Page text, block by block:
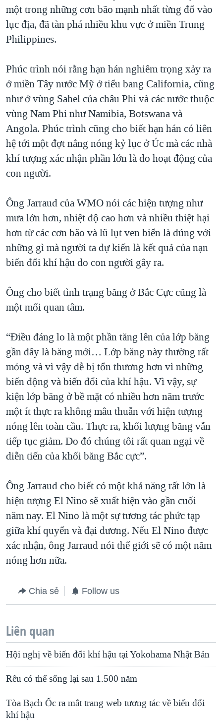
một trong những cơn bão mạnh nhất từng đổ vào
lục địa, đã tàn phá nhiều khu vực ở miền Trung
Philippines.
Phúc trình nói rằng hạn hán nghiêm trọng xảy ra
ở miền Tây nước Mỹ ở tiểu bang California, cũng
như ở vùng Sahel của châu Phi và các nước thuộc
vùng Nam Phi như Namibia, Botswana và
Angola. Phúc trình cũng cho biết hạn hán có liên
hệ tới một đợt nắng nóng kỷ lục ở Úc mà các nhà
khí tượng xác nhận phần lớn là do hoạt động của
con người.
Ông Jarraud của WMO nói các hiện tượng như
mưa lớn hơn, nhiệt độ cao hơn và nhiều thiệt hại
hơn từ các cơn bão và lũ lụt ven biển là đúng với
những gì mà người ta dự kiến là kết quả của nạn
biến đổi khí hậu do con người gây ra.
Ông cho biết tình trạng băng ở Bắc Cực cũng là
một mối quan tâm.
“Điều đáng lo là một phần tăng lên của lớp băng
gần đây là băng mới… Lớp băng này thường rất
mỏng và vì vậy dễ bị tổn thương hơn vì những
biến động và biến đổi của khí hậu. Vì vậy, sự
kiện lớp băng ở bề mặt có nhiều hơn năm trước
một ít thực ra không mâu thuẫn với hiện tượng
nóng lên toàn cầu. Thực ra, khối lượng băng vẫn
tiếp tục giảm. Do đó chúng tôi rất quan ngại về
diễn tiến của khối băng Bắc cực”.
Ông Jarraud cho biết có một khả năng rất lớn là
hiện tượng El Nino sẽ xuất hiện vào gần cuối
năm nay. El Nino là một sự tương tác phức tạp
giữa khí quyển và đại dương. Nếu El Nino được
xác nhận, ông Jarraud nói thế giới sẽ có một năm
nóng hơn nữa.
Chia sẻ Follow us
Liên quan
Hội nghị về biến đổi khí hậu tại Yokohama Nhật Bản
Rêu có thể sống lại sau 1.500 năm
Tòa Bạch Ốc ra mắt trang web tương tác về biến đổi
khí hậu